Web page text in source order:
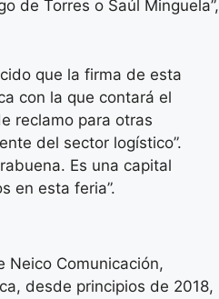
de Torres o Saúl Minguela”,
que la firma de esta
con la que contará el
reclamo para otras
del sector logístico”.
Es una capital
en esta feria”.
Neico Comunicación,
desde principios de 2018,